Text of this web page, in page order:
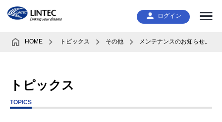
ログイン
HOME トピックス その他 メンテナンスのお知らせ。
トピックス
TOPICS